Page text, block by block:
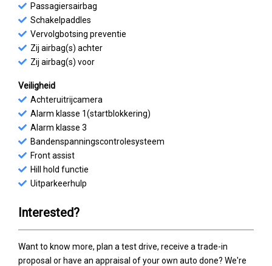
Passagiersairbag
Schakelpaddles
Vervolgbotsing preventie
Zij airbag(s) achter
Zij airbag(s) voor
Veiligheid
Achteruitrijcamera
Alarm klasse 1(startblokkering)
Alarm klasse 3
Bandenspanningscontrolesysteem
Front assist
Hill hold functie
Uitparkeerhulp
Interested?
Want to know more, plan a test drive, receive a trade-in
proposal or have an appraisal of your own auto done? We're